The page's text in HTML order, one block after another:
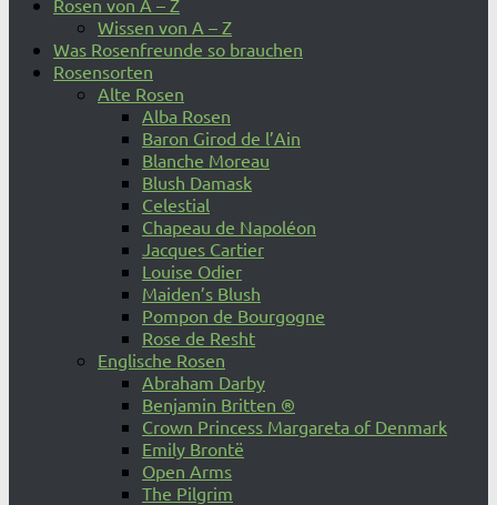
Rosen von A – Z
Wissen von A – Z
Was Rosenfreunde so brauchen
Rosensorten
Alte Rosen
Alba Rosen
Baron Girod de l’Ain
Blanche Moreau
Blush Damask
Celestial
Chapeau de Napoléon
Jacques Cartier
Louise Odier
Maiden’s Blush
Pompon de Bourgogne
Rose de Resht
Englische Rosen
Abraham Darby
Benjamin Britten ®
Crown Princess Margareta of Denmark
Emily Brontë
Open Arms
The Pilgrim